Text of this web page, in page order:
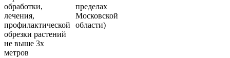
обработки,
лечения,
профилактической
обрезки растений
не выше 3х
метров
пределах
Московской
области)